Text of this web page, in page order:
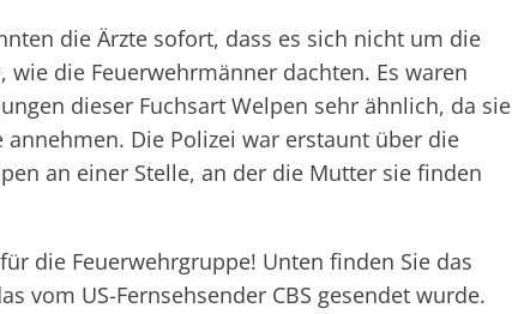
die Ärzte sofort, dass es sich nicht um die
die Feuerwehrmänner dachten. Es waren
dieser Fuchsart Welpen sehr ähnlich, da sie
Die Polizei war erstaunt über die
an einer Stelle, an der die Mutter sie finden
die Feuerwehrgruppe! Unten finden Sie das
vom US-Fernsehsender CBS gesendet wurde.